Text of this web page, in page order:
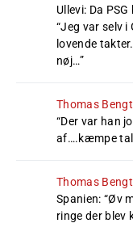
Ullevi: Da
“Jeg var selv i
lovende
nøj…”
Thomas
“Der var han
af….kæmpe
Thomas
Spanien: “Øv
ringe der blev